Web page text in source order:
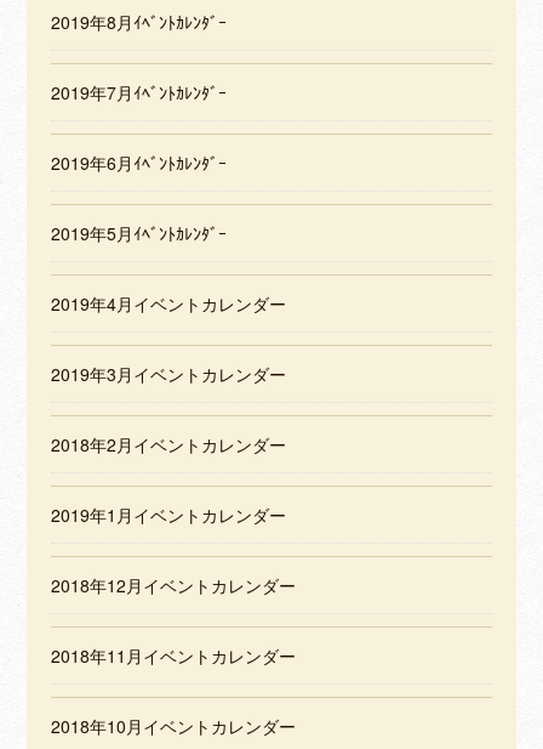
2019年8月ｲﾍﾞﾝﾄｶﾚﾝﾀﾞｰ
2019年7月ｲﾍﾞﾝﾄｶﾚﾝﾀﾞｰ
2019年6月ｲﾍﾞﾝﾄｶﾚﾝﾀﾞｰ
2019年5月ｲﾍﾞﾝﾄｶﾚﾝﾀﾞｰ
2019年4月イベントカレンダー
2019年3月イベントカレンダー
2018年2月イベントカレンダー
2019年1月イベントカレンダー
2018年12月イベントカレンダー
2018年11月イベントカレンダー
2018年10月イベントカレンダー